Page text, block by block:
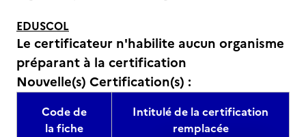
EDUSCOL
Le certificateur n'habilite aucun organisme
préparant à la certification
Nouvelle(s) Certification(s) :
Code de
la fiche
Intitulé de la certification
remplacée